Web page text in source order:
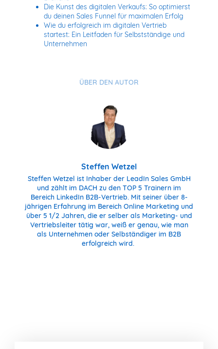
Die Kunst des digitalen Verkaufs: So optimierst
du deinen Sales Funnel für maximalen Erfolg
Wie du erfolgreich im digitalen Vertrieb
startest: Ein Leitfaden für Selbstständige und
Unternehmen
ÜBER DEN AUTOR
Steffen Wetzel
Steffen Wetzel ist Inhaber der LeadIn Sales GmbH
und zählt im DACH zu den TOP 5 Trainern im
Bereich LinkedIn B2B-Vertrieb. Mit seiner über 8-
jährigen Erfahrung im Bereich Online Marketing und
über 5 1/2 Jahren, die er selber als Marketing- und
Vertriebsleiter tätig war, weiß er genau, wie man
als Unternehmen oder Selbständiger im B2B
erfolgreich wird.